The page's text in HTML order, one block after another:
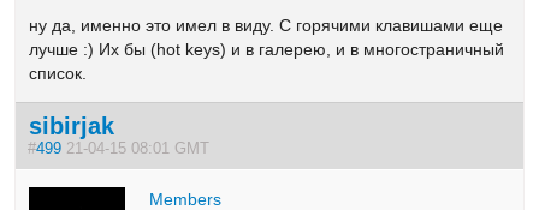
ну да, именно это имел в виду. С горячими клавишами еще
лучше :) Их бы (hot keys) и в галерею, и в многостраничный
список.
sibirjak
#499 21-04-15 08:01 GMT
Members